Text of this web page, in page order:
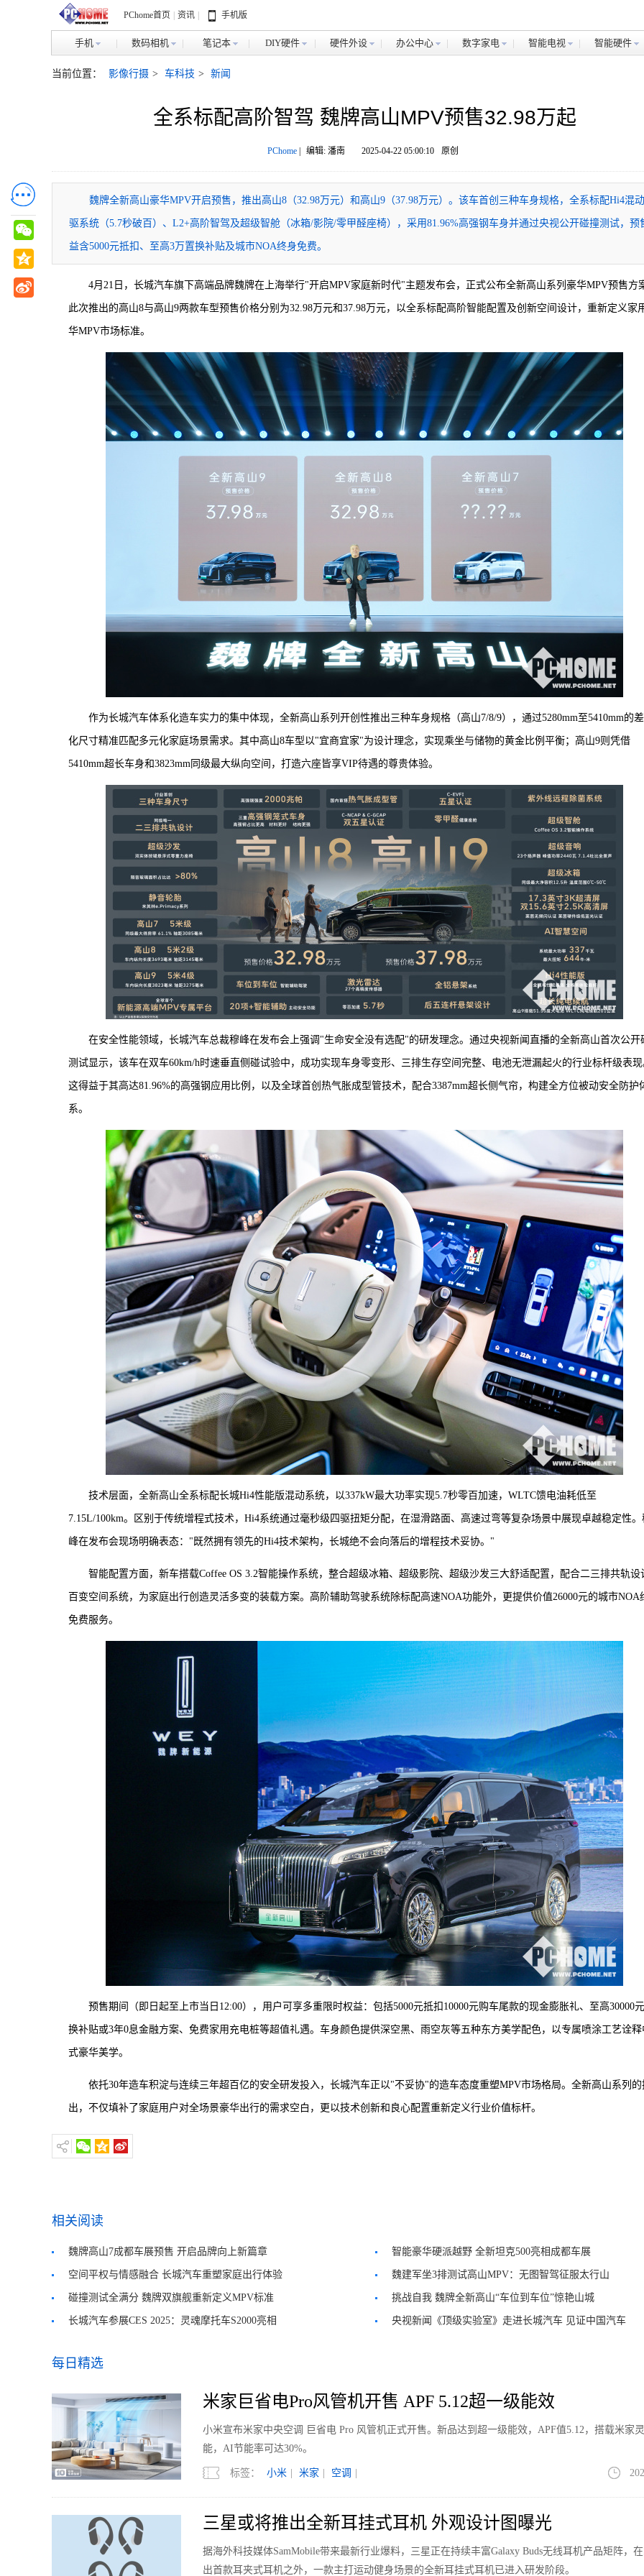
PChome首页 资讯 手机版
手机 数码相机 笔记本 DIY硬件 硬件外设 办公中心 数字家电 智能电视 智能硬件
当前位置： 影像行摄 > 车科技 > 新闻
全系标配高阶智驾 魏牌高山MPV预售32.98万起
PChome| 编辑: 潘南 2025-04-22 05:00:10 原创
魏牌全新高山豪华MPV开启预售，推出高山8（32.98万元）和高山9（37.98万元）。该车首创三种车身规格，全系标配Hi4混
驱系统（5.7秒破百）、L2+高阶智驾及超级智舱（冰箱/影院/零甲醛座椅），采用81.96%高强钢车身并通过央视公开碰撞测试，预
益含5000元抵扣、至高3万置换补贴及城市NOA终身免费。
4月21日，长城汽车旗下高端品牌魏牌在上海举行"开启MPV家庭新时代"主题发布会，正式公布全新高山系列豪华MPV预售方
此次推出的高山8与高山9两款车型预售价格分别为32.98万元和37.98万元，以全系标配高阶智能配置及创新空间设计，重新定义家
华MPV市场标准。
作为长城汽车体系化造车实力的集中体现，全新高山系列开创性推出三种车身规格（高山7/8/9），通过5280mm至5410mm的
化尺寸精准匹配多元化家庭场景需求。其中高山8车型以"宜商宜家"为设计理念，实现乘坐与储物的黄金比例平衡；高山9则凭借
5410mm超长车身和3823mm同级最大纵向空间，打造六座皆享VIP待遇的尊贵体验。
在安全性能领域，长城汽车总裁穆峰在发布会上强调"生命安全没有选配"的研发理念。通过央视新闻直播的全新高山首次公开
测试显示，该车在双车60km/h时速垂直侧碰试验中，成功实现车身零变形、三排生存空间完整、电池无泄漏起火的行业标杆级表现
这得益于其高达81.96%的高强钢应用比例，以及全球首创热气胀成型管技术，配合3387mm超长侧气帘，构建全方位被动安全防护
系。
技术层面，全新高山全系标配长城Hi4性能版混动系统，以337kW最大功率实现5.7秒零百加速，WLTC馈电油耗低至
7.15L/100km。区别于传统增程式技术，Hi4系统通过毫秒级四驱扭矩分配，在湿滑路面、高速过弯等复杂场景中展现卓越稳定性。
峰在发布会现场明确表态："既然拥有领先的Hi4技术架构，长城绝不会向落后的增程技术妥协。"
智能配置方面，新车搭载Coffee OS 3.2智能操作系统，整合超级冰箱、超级影院、超级沙发三大舒适配置，配合二三排共轨设
百变空间系统，为家庭出行创造灵活多变的装载方案。高阶辅助驾驶系统除标配高速NOA功能外，更提供价值26000元的城市NOA
免费服务。
预售期间（即日起至上市当日12:00），用户可享多重限时权益：包括5000元抵扣10000元购车尾款的现金膨胀礼、至高30000
换补贴或3年0息金融方案、免费家用充电桩等超值礼遇。车身颜色提供深空黑、雨空灰等五种东方美学配色，以专属喷涂工艺诠释
式豪华美学。
依托30年造车积淀与连续三年超百亿的安全研发投入，长城汽车正以"不妥协"的造车态度重塑MPV市场格局。全新高山系列的
出，不仅填补了家庭用户对全场景豪华出行的需求空白，更以技术创新和良心配置重新定义行业价值标杆。
相关阅读
魏牌高山7成都车展预售 开启品牌向上新篇章 智能豪华硬派越野 全新坦克500亮相成都车展
空间平权与情感融合 长城汽车重塑家庭出行体验​ 魏建军坐3排测试高山MPV：无图智驾征服太行山
碰撞测试全满分 魏牌双旗舰重新定义MPV标准 挑战自我 魏牌全新高山“车位到车位”惊艳山城
长城汽车参展CES 2025：灵魂摩托车S2000亮相 央视新闻《顶级实验室》走进长城汽车 见证中国汽车
每日精选
米家巨省电Pro风管机开售 APF 5.12超一级能效
小米宣布米家中央空调 巨省电 Pro 风管机正式开售。新品达到超一级能效，APF值5.12，搭载米家
能，AI节能率可达30%。
标签： 小米 米家 空调
三星或将推出全新耳挂式耳机 外观设计图曝光
据海外科技媒体SamMobile带来最新行业爆料，三星正在持续丰富Galaxy Buds无线耳机产品矩阵，
出首款耳夹式耳机之外，一款主打运动健身场景的全新耳挂式耳机已进入研发阶段。